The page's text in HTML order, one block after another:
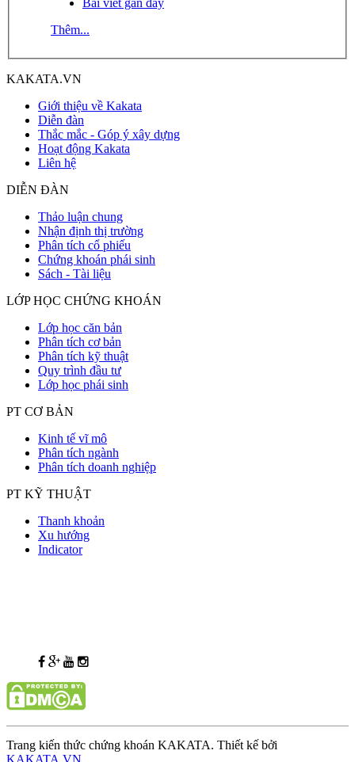
Thêm...
KAKATA.VN
Giới thiệu về Kakata
Diễn đàn
Thắc mắc - Góp ý xây dựng
Hoạt động Kakata
Liên hệ
DIỄN ĐÀN
Thảo luận chung
Nhận định thị trường
Phân tích cổ phiếu
Chứng khoán phái sinh
Sách - Tài liệu
LỚP HỌC CHỨNG KHOÁN
Lớp học căn bản
Phân tích cơ bản
Phân tích kỹ thuật
Quy trình đầu tư
Lớp học phái sinh
PT CƠ BẢN
Kinh tế vĩ mô
Phân tích ngành
Phân tích doanh nghiệp
PT KỸ THUẬT
Thanh khoản
Xu hướng
Indicator
Trang kiến thức chứng khoán KAKATA. Thiết kế bởi
KAKATA.VN